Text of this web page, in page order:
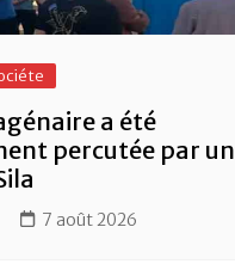
a été
percutée par un
7 août 2026